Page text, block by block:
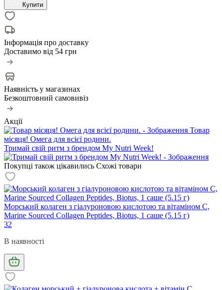
Купити
Інформація про доставку
Доставимо від 54 грн
Наявність у магазинах
Безкоштовний самовивіз
Акції
Товар
місяця! Омега для всієї родини.
Тримай свій ритм з брендом My Nutri Week!
Покупці також цікавились Схожі товари
Морський колаген з гіалуроновою кислотою та вітаміном С,
Marine Sourced Collagen Peptidеs, Biotus, 1 саше (5.15 г)
32
В наявності